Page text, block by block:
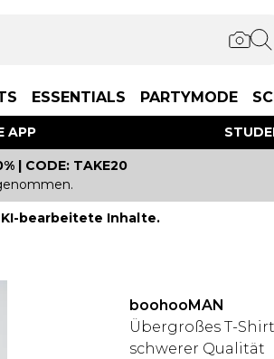
ESSENTIALS PARTYMODE
APP
| CODE: TAKE20
bearbeitete Inhalte.
boohooMAN
Übergroßes T-
schwerer Qualität